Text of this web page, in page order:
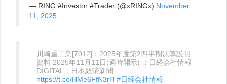
— RING #Investor #Trader (@xRINGx) November
11, 2025
川崎重工業[7012]：2025年度第2四半期決算説明
資料 2025年11月11日(適時開示) ：日経会社情報
DIGITAL：日本経済新聞
https://t.co/HMe6FfN3rH #日経会社情報